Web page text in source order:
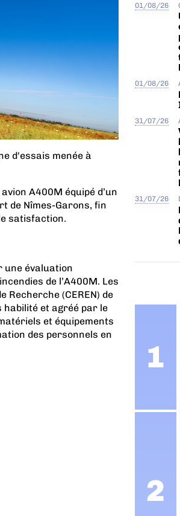
d'essais menée à
A400M équipé d’un
de Nîmes-Garons, fin
satisfaction.
une évaluation
de l’A400M. Les
Recherche (CEREN) de
habilité et agréé par le
et équipements
des personnels en
01/08/26
01/08/26
31/07/26
31/07/26